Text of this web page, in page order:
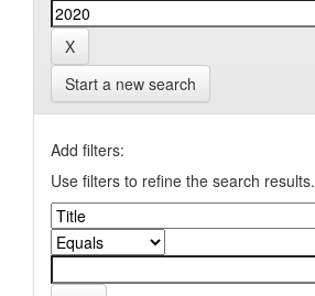
Start a new search
Add filters:
Use filters to refine the search results.